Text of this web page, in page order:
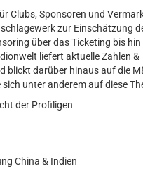
Clubs, Sponsoren und
zur Einschätzung
über das Ticketing bis
liefert aktuelle Zahlen &
blickt darüber hinaus auf die
unter anderem auf diese
der Profiligen
China & Indien